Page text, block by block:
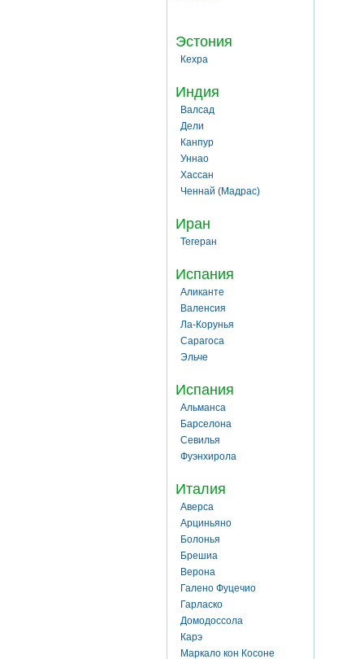
Эстония
Кехра
Индия
Валсад
Дели
Канпур
Уннао
Хассан
Ченнай (Мадрас)
Иран
Тегеран
Испания
Аликанте
Валенсия
Ла-Корунья
Сарагоса
Эльче
Испания
Альманса
Барселона
Севилья
Фуэнхирола
Италия
Аверса
Арциньяно
Болонья
Брешиа
Верона
Галено Фуцечио
Гарласко
Домодоссола
Карэ
Маркало кон Косоне